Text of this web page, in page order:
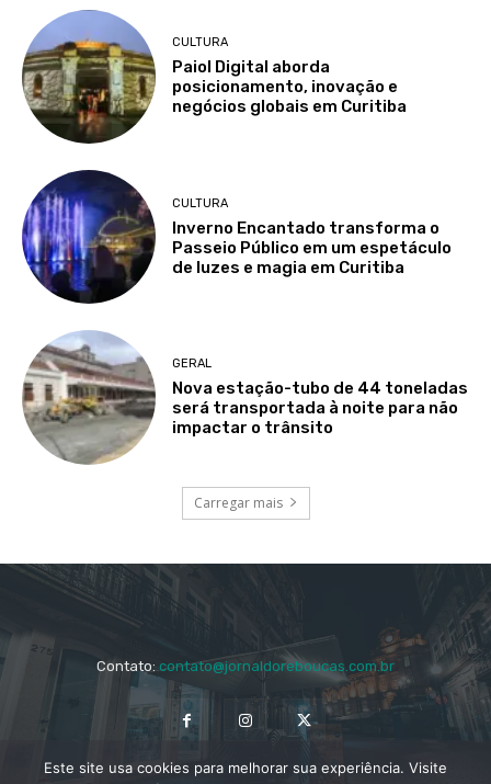
CULTURA
Paiol Digital aborda
posicionamento, inovação e
negócios globais em Curitiba
CULTURA
Inverno Encantado transforma o
Passeio Público em um espetáculo
de luzes e magia em Curitiba
GERAL
Nova estação-tubo de 44 toneladas
será transportada à noite para não
impactar o trânsito
Carregar mais
Contato: contato@jornaldoreboucas.com.br
Este site usa cookies para melhorar sua experiência. Visite